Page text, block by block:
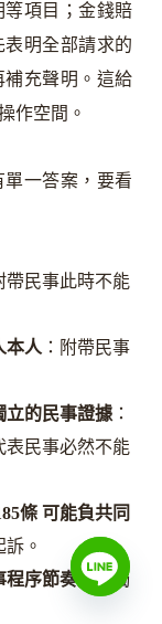
等項目；金錢賠
明全部請求的
補充聲明。這給
作空間。
單一答案，要看
帶民事此時不能
本人 ：附帶民事
立的民事證據：
表民事必然不能
條 可能負共同
。
程序節奏走：獨